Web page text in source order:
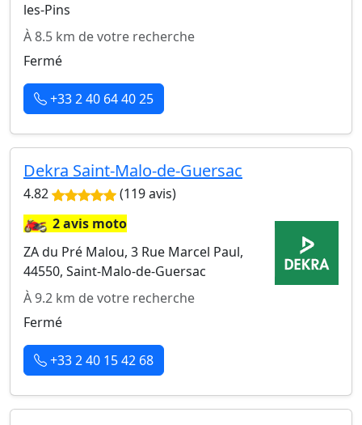
les-Pins
À 8.5 km de votre recherche
Fermé
+33 2 40 64 40 25
Dekra Saint-Malo-de-Guersac
4.82 (119 avis)
🏍️2 avis moto
ZA du Pré Malou, 3 Rue Marcel Paul,
44550, Saint-Malo-de-Guersac
À 9.2 km de votre recherche
Fermé
+33 2 40 15 42 68